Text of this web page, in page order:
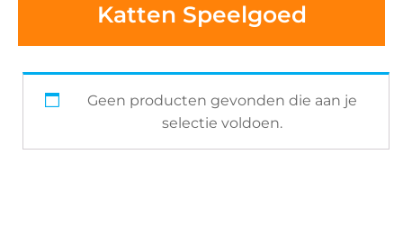
Katten Speelgoed
Geen producten gevonden die aan je
selectie voldoen.